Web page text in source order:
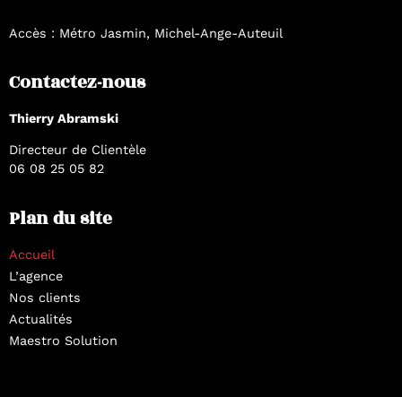
Accès : Métro Jasmin, Michel-Ange-Auteuil
Contactez-nous
Thierry Abramski
Directeur de Clientèle
06 08 25 05 82
Plan du site
Accueil
L’agence
Nos clients
Actualités
Maestro Solution